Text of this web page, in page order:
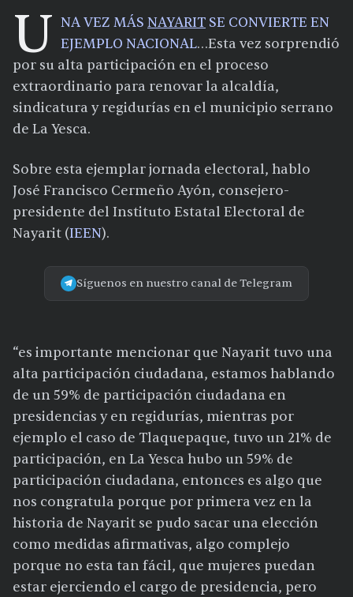
U NA VEZ MÁS NAYARIT SE CONVIERTE EN
EJEMPLO NACIONAL…Esta vez sorprendió
por su alta participación en el proceso
extraordinario para renovar la alcaldía,
sindicatura y regidurías en el municipio serrano
de La Yesca.
Sobre esta ejemplar jornada electoral, hablo
José Francisco Cermeño Ayón, consejero-
presidente del Instituto Estatal Electoral de
Nayarit (IEEN).
Síguenos en nuestro canal de Telegram
“es importante mencionar que Nayarit tuvo una
alta participación ciudadana, estamos hablando
de un 59% de participación ciudadana en
presidencias y en regidurías, mientras por
ejemplo el caso de Tlaquepaque, tuvo un 21% de
participación, en La Yesca hubo un 59% de
participación ciudadana, entonces es algo que
nos congratula porque por primera vez en la
historia de Nayarit se pudo sacar una elección
como medidas afirmativas, algo complejo
porque no esta tan fácil, que mujeres puedan
estar ejerciendo el cargo de presidencia, pero